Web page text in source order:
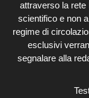
attraverso la rete
scientifico e non
regime di
esclusivi
segnalare alla